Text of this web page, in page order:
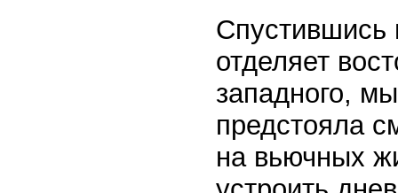
Спустившись
отделяет
западного,
предстояла
на вьючных